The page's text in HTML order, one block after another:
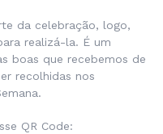
da celebração, logo,
realizá-la. É um
boas que recebemos de
recolhidas nos
QR Code: